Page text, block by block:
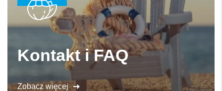
Kontakt i FAQ
Zobacz więcej